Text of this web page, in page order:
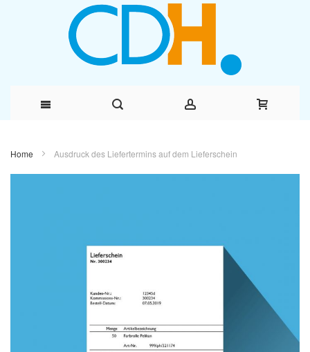
Home Ausdruck des Liefertermins auf dem Lieferschein